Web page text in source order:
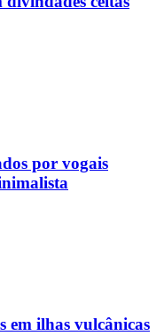
por vogais
em ilhas vulcânicas